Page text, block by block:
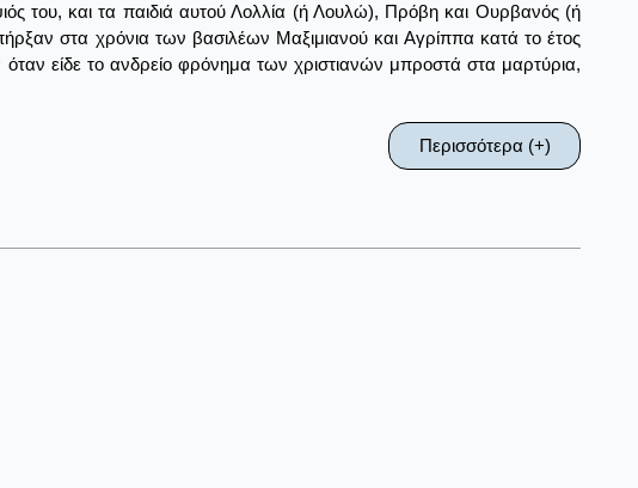
του, και τα παιδιά αυτού Λολλία (ή Λουλώ), Πρόβη και Ουρβανός (ή
στα χρόνια των βασιλέων Μαξιμιανού και Αγρίππα κατά το έτος
είδε το ανδρείο φρόνημα των χριστιανών μπροστά στα μαρτύρια,
Περισσότερα (+)